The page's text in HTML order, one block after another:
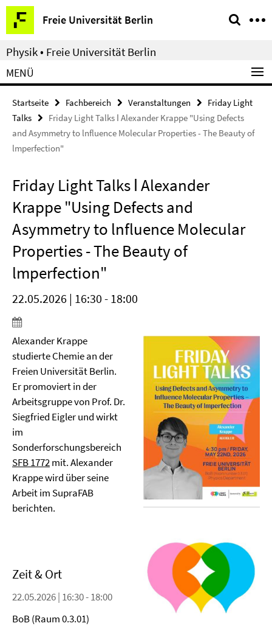
Springe
direkt
zu
Inhalt
Freie Universität Berlin
Service-
Navigation
Physik • Freie Universität Berlin
MENÜ
Startseite Fachbereich Veranstaltungen
Friday Light
Talks
Friday Light Talks ǀ Alexander Krappe "Using Defects
and Asymmetry to lnfluence Molecular Properties - The Beauty of
lmperfection"
Friday Light Talks ǀ Alexander
Krappe "Using Defects and
Asymmetry to lnfluence Molecular
Properties - The Beauty of
lmperfection"
22.05.2026 | 16:30 - 18:00
Alexander Krappe
studierte Chemie an der
Freien Universität Berlin.
Er promoviert in der
Arbeitsgruppe von Prof. Dr.
Siegfried Eigler und wirkt
im
Sonderforschungsbereich
SFB 1772mit. Alexander
Krappe wird über seine
Arbeit im SupraFAB
berichten.
Zeit & Ort
22.05.2026 | 16:30 - 18:00
BoB (Raum 0.3.01)